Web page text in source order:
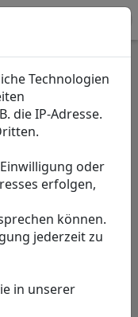
Technologien
die IP-Adresse.
oder
erfolgen,
können.
jederzeit zu
in unserer